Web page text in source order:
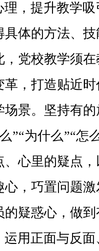
，提升教学吸
体的方法、
党校教学须
，打造贴近
景。坚持有
”“为什么”“怎
心里的疑点
，巧置问题
疑惑心，做
运用正面与反